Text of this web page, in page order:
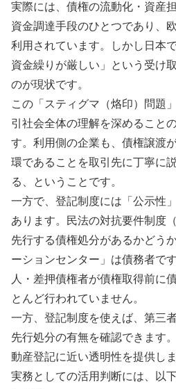
実際には、債権の流動化・資産
資金調達手段のひとつであり、
利用されています。しかし日本
資金繰りが厳しい」という受け
のが現状です。
この「スティグマ（烙印）問題
引社会全体の理解を深めること
す。利用側の企業も、債権譲渡
環であることを取引先に丁寧に
る、ということです。
一方で、登記制度には「公示性
あります。民法の対抗要件制度
先行する債権処分があるかどう
ーションセンター」は債務者で
人・差押債権者が債権取得前に
とんど行われていません。
一方、登記制度を使えば、第三
先行処分の有無を確認できます
動産登記に近い透明性を提供しま
実務としての活用判断には、以